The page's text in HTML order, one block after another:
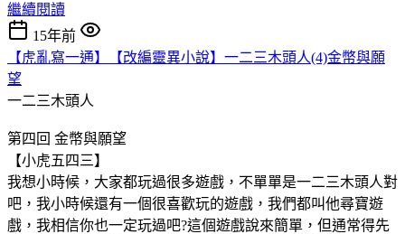
繼續閱讀
15年前
【虎亂寫一通】【改編靈異小說】一二三木頭人(4)金幣與願
望
一二三木頭人
第四回 金幣與願望
【小虎五四三】
我想小時候，大家都玩過很多遊戲，不單單是一二三木頭人對
吧，我小時候還有一個很喜歡玩的遊戲，我們都叫他尋寶遊
戲，我相信你也一定玩過吧?這個遊戲說來簡單，但通常得先